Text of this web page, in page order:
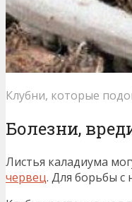
Клубни, которые
Болезни,
Листья каладиума
червец. Для борьбы с